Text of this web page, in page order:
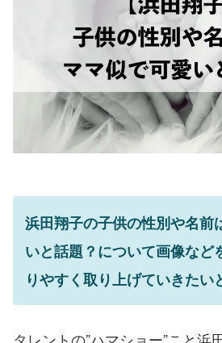
浜田翔子の子供の性別や名前
いと話題？について画像など
りやすく取り上げていきたい